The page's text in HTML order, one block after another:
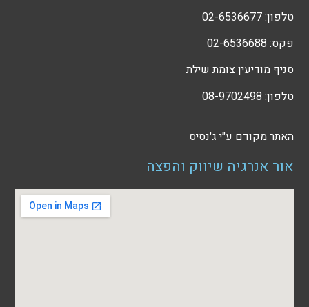
טלפון: 02-6536677
פקס: 02-6536688
סניף מודיעין צומת שילת
טלפון: 08-9702498
האתר מקודם ע״י ג׳נסיס
אור אנרגיה שיווק והפצה